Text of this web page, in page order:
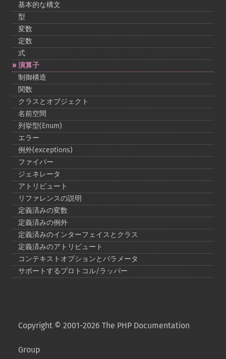
基本的な構文
型
変数
定数
式
演算子
制御構造
関数
クラスとオブジェクト
名前空間
列挙型(Enum)
エラー
例外(exceptions)
ファイバー
ジェネレータ
アトリビュート
リファレンスの説明
定義済みの変数
定義済みの例外
定義済みのインターフェイスとクラス
定義済みのアトリビュート
コンテキストオプションとパラメータ
サポートするプロトコル/ラッパー
Copyright © 2001-2026 The PHP Documentation
Group